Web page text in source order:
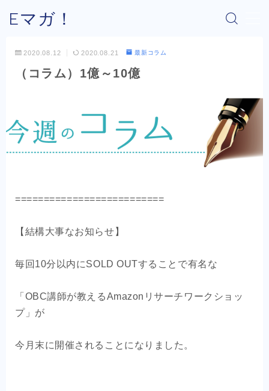
Eマガ！
Eマガ！とは？
公式メルマガ
クライアントの声
お問い合わせ
2020.08.12 2020.08.21 最新コラム
（コラム）1億～10億
==========================
【結構大事なお知らせ】
毎回10分以内にSOLD OUTすることで有名な
「OBC講師が教えるAmazonリサーチワークショッ
プ」が
今月末に開催されることになりました。